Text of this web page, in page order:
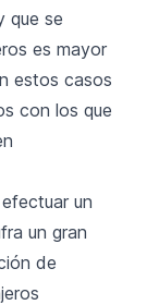
que se
es mayor
estos casos
con los que
un
un gran
de